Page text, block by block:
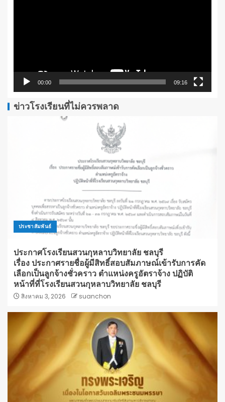
00:00 09:16
ข่าวโรงเรียนที่ไม่ควรพลาด
ประชาสัมพันธ์
ประกาศโรงเรียนสวนกุหลาบวิทยาลัย ชลบุรี
เรื่อง ประกาศรายชื่อผู้มีสิทธิ์สอบสัมภาษณ์เข้ารับการคัด
เลือกเป็นลูกจ้างชั่วคราว ตำแหน่งครูอัตราจ้าง ปฏิบัติ
หน้าที่ที่โรงเรียนสวนกุหลาบวิทยาลัย ชลบุรี
สิงหาคม 3, 2026 suanchon